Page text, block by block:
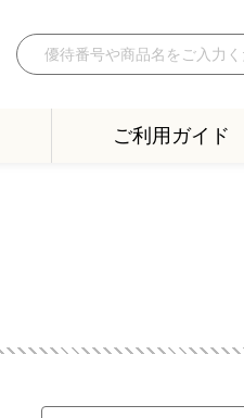
ご利用ガイド